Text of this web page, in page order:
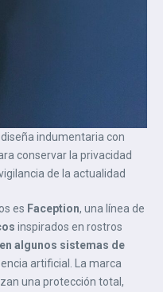
indumentaria con
conservar la privacidad
de la actualidad
es Faception, una línea de
inspirados en rostros
algunos sistemas de
artificial. La marca
una protección total,